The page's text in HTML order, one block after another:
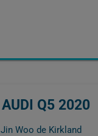
AUDI Q5 2020
Jin Woo de Kirkland